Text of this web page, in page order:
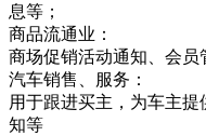
息等；
商品流通业：
商场促销活动通知、会员
汽车销售、服务：
用于跟进买主，为车主
知等